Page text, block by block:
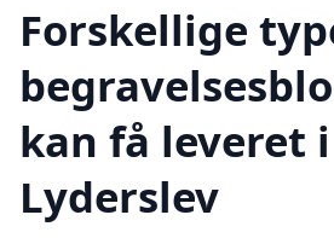
Forskellige
kan få leveret i
Lyderslev